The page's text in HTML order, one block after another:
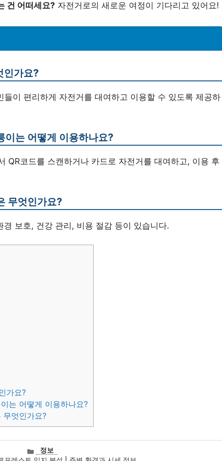
건 어떠세요? 자전거로의 새로운 여정이 기다리고 있어요!
인가요?
이 편리하게 자전거를 대여하고 이용할 수 있도록 제공하
이는 어떻게 이용하나요?
QR코드를 스캔하거나 카드로 자전거를 대여하고, 이용 후
무엇인가요?
보호, 건강 관리, 비용 절감 등이 있습니다.
가요?
는 어떻게 이용하나요?
무엇인가요?
카
테
정보